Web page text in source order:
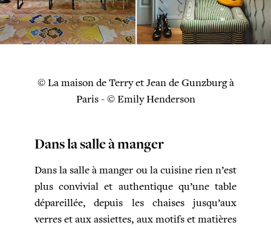
© La maison de Terry et Jean de Gunzburg à
Paris - © Emily Henderson
Dans la salle à manger
Dans la salle à manger ou la cuisine rien n’est
plus convivial et authentique qu’une table
dépareillée, depuis les chaises jusqu’aux
verres et aux assiettes, aux motifs et matières